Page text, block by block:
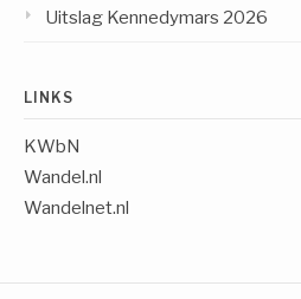
Uitslag Kennedymars 2026
LINKS
KWbN
Wandel.nl
Wandelnet.nl